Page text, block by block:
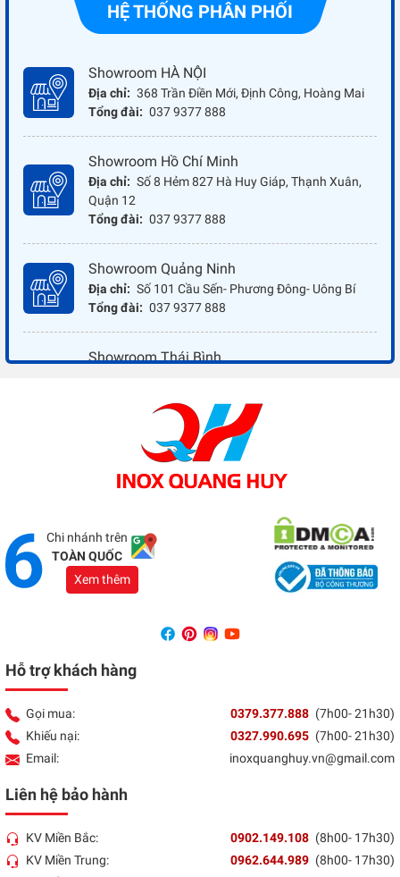
HỆ THỐNG PHÂN PHỐI
Showroom HÀ NỘI
Địa chỉ: 368 Trần Điền Mới, Định Công, Hoàng Mai
Tổng đài: 037 9377 888
Showroom Hồ Chí Minh
Địa chỉ: Số 8 Hẻm 827 Hà Huy Giáp, Thạnh Xuân,
Quận 12
Tổng đài: 037 9377 888
Showroom Quảng Ninh
Địa chỉ: Số 101 Cầu Sến- Phương Đông- Uông Bí
Tổng đài: 037 9377 888
Showroom Thái Bình
037 9377 888
Showroom Đồng Nai
Địa chỉ: 1066 - QL 51 Tổ 3- Ấp Đồng- Phước Tân-
Chi nhánh trên
TOÀN QUỐC
Xem thêm
Hỗ trợ khách hàng
Gọi mua: 0379.377.888 (7h00- 21h30)
Khiếu nại:
0327.990.695 (7h00- 21h30)
Email:
inoxquanghuy.vn@gmail.com
Liên hệ bảo hành
KV Miền Bắc: 0902.149.108 (8h00- 17h30)
KV Miền Trung:
0962.644.989 (8h00- 17h30)